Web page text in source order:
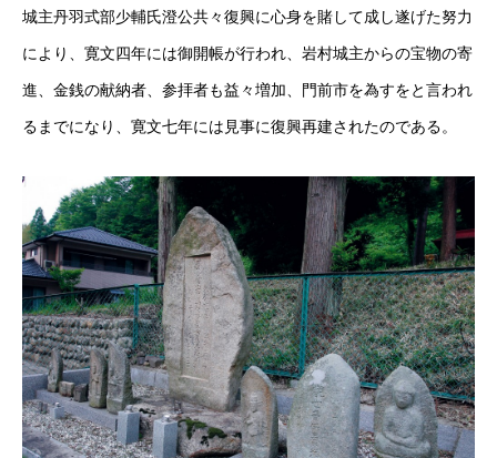
城主丹羽式部少輔氏澄公共々復興に心身を賭して成し遂げた努力
により、寛文四年には御開帳が行われ、岩村城主からの宝物の寄
進、金銭の献納者、参拝者も益々増加、門前市を為すをと言われ
るまでになり、寛文七年には見事に復興再建されたのである。